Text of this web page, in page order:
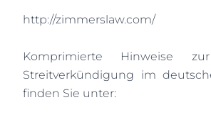
http://zimmerslaw.com/
Komprimierte Hinweise
Streitverkündigung im
finden Sie unter: